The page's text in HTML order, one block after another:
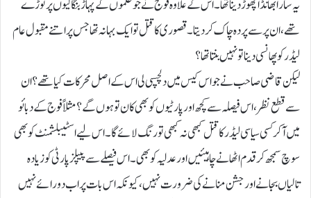
یہ سارا بھانڈا پھوڑ دینا تھا۔ اس کے علاوہ فوج نے جو ظلموں کے پہاڑ بنگالیوں پر توڑے
تھے، ان پر سے پردہ چاک کر دیتا۔قصوری کا قتل تو ایک بہانہ تھا جس پر اتنے مقبول عام
لیڈر کو پھانسی دینا تو نہیں بنتا تھا؟
لیکن قاضی صاحب نے جو اس کیس میں دلچسپی لی اس کے اصل محرکات کیا تھے؟ ان
سے قطع نظر، اس فیصلہ سے کچھ اور پارٹیوں کو بھی کان تو ہوں گے؟ مثلاً فوج کے دبائو
میں آ کر کسی سیاسی لیڈر کا قتل کبھی نہ کبھی تو رنگ لائے گا۔اس لیے اسٹیبلشمنٹ کو بھی
سوچ سمجھ کر قدم اٹھانے چاہیئیں اور عدلیہ کو بھی۔اس فیصلے سے پیپلز پارٹی کو زیادہ
تالیاں بجانے اور جشن منانے کی ضرورت نہیں، کیونکہ اس بات پر اب دو رائے نہیں